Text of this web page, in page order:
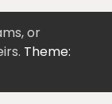
or
Theme: